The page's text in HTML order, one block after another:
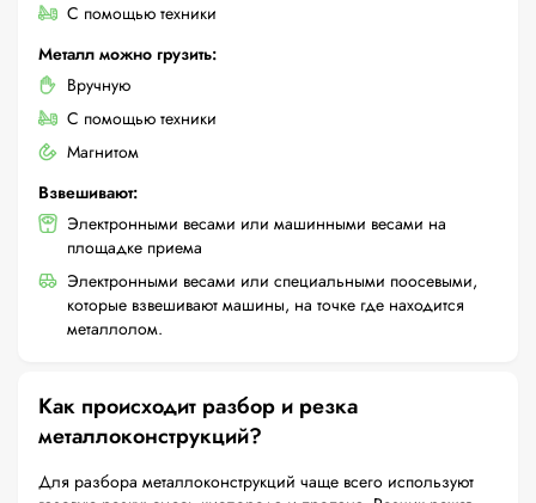
С помощью техники
Металл можно грузить:
Вручную
С помощью техники
Магнитом
Взвешивают:
Электронными весами или машинными весами на
площадке приема
Электронными весами или специальными поосевыми,
которые взвешивают машины, на точке где находится
металлолом.
Как происходит разбор и резка
металлоконструкций?
Для разбора металлоконструкций чаще всего используют